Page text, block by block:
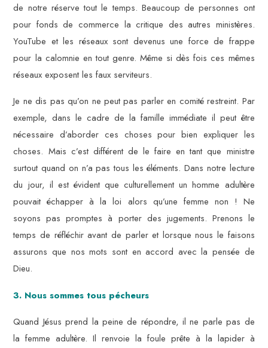
de notre réserve tout le temps. Beaucoup de personnes ont
pour fonds de commerce la critique des autres ministères.
YouTube et les réseaux sont devenus une force de frappe
pour la calomnie en tout genre. Même si dès fois ces mêmes
réseaux exposent les faux serviteurs.
Je ne dis pas qu’on ne peut pas parler en comité restreint. Par
exemple, dans le cadre de la famille immédiate il peut être
nécessaire d’aborder ces choses pour bien expliquer les
choses. Mais c’est différent de le faire en tant que ministre
surtout quand on n’a pas tous les éléments. Dans notre lecture
du jour, il est évident que culturellement un homme adultère
pouvait échapper à la loi alors qu’une femme non ! Ne
soyons pas promptes à porter des jugements. Prenons le
temps de réfléchir avant de parler et lorsque nous le faisons
assurons que nos mots sont en accord avec la pensée de
Dieu.
3. Nous sommes tous pécheurs
Quand Jésus prend la peine de répondre, il ne parle pas de
la femme adultère. Il renvoie la foule prête à la lapider à